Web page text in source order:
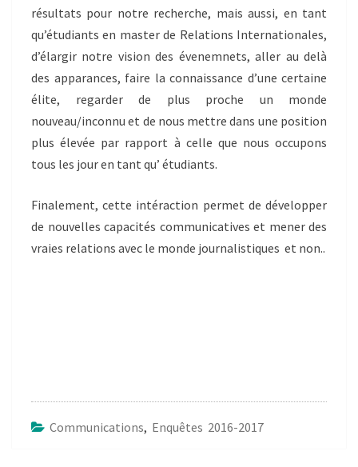
résultats pour notre recherche, mais aussi, en tant
qu’étudiants en master de Relations Internationales,
d’élargir notre vision des évenemnets, aller au delà
des apparances, faire la connaissance d’une certaine
élite, regarder de plus proche un monde
nouveau/inconnu et de nous mettre dans une position
plus élevée par rapport à celle que nous occupons
tous les jour en tant qu’ étudiants.
Finalement, cette intéraction permet de développer
de nouvelles capacités communicatives et mener des
vraies relations avec le monde journalistiques et non..
Communications, Enquêtes 2016-2017